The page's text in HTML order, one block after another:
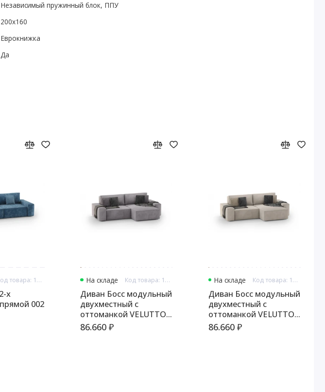
Независимый пружинный блок, ППУ
200х160
Еврокнижка
Да
Код товара: 13297
002
На складе Код товара: 13311
Диван Босс модульный
двухместный с
оттоманкой VELUTTO
008
86.660 ₽
На складе Код товара: 13312
Диван Босс модульный
двухместный с
оттоманкой VELUTTO
018
86.660 ₽